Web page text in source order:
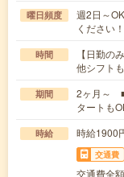
曜日頻度
週2日～
ください！
時間
【日勤の
他シフト
期間
2ヶ月～
タートも
時給 時給1900
交通費
交通費全